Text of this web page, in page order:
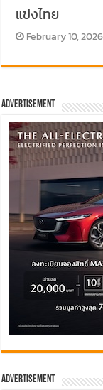
แข่งไทย
February 10, 2026
Advertisement
Advertisement